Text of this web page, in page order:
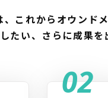
これからオウンド
たい、さらに成果を
02